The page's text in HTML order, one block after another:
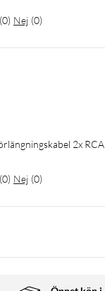
(0) Nej (0)
2x
(0) Nej (0)